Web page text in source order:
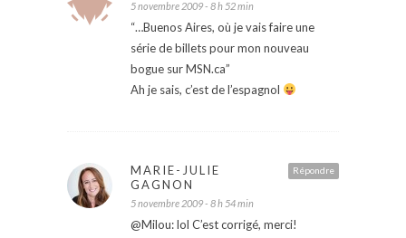
5 novembre 2009 - 8 h 52 min
“…Buenos Aires, où je vais faire une
série de billets pour mon nouveau
bogue sur MSN.ca”
Ah je sais, c’est de l’espagnol
Répondre
MARIE-JULIE
GAGNON
5 novembre 2009 - 8 h 54 min
@Milou: lol C’est corrigé, merci!